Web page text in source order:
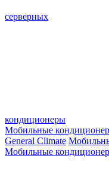
серверных
кондиционеры
Мобильные
General Climate
Мобильные